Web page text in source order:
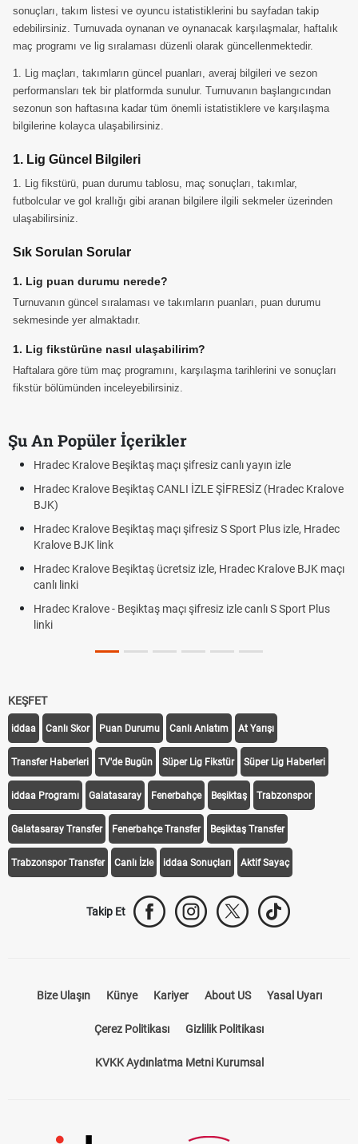
sonuçları, takım listesi ve oyuncu istatistiklerini bu sayfadan takip
edebilirsiniz. Turnuvada oynanan ve oynanacak karşılaşmalar, haftalık
maç programı ve lig sıralaması düzenli olarak güncellenmektedir.
1. Lig maçları, takımların güncel puanları, averaj bilgileri ve sezon
performansları tek bir platformda sunulur. Turnuvanın başlangıcından
sezonun son haftasına kadar tüm önemli istatistiklere ve karşılaşma
bilgilerine kolayca ulaşabilirsiniz.
1. Lig Güncel Bilgileri
1. Lig fikstürü, puan durumu tablosu, maç sonuçları, takımlar,
futbolcular ve gol krallığı gibi aranan bilgilere ilgili sekmeler üzerinden
ulaşabilirsiniz.
Sık Sorulan Sorular
1. Lig puan durumu nerede?
Turnuvanın güncel sıralaması ve takımların puanları, puan durumu
sekmesinde yer almaktadır.
1. Lig fikstürüne nasıl ulaşabilirim?
Haftalara göre tüm maç programını, karşılaşma tarihlerini ve sonuçları
fikstür bölümünden inceleyebilirsiniz.
Şu An Popüler İçerikler
Hradec Kralove Beşiktaş maçı şifresiz canlı yayın izle
Hradec Kralove Beşiktaş CANLI İZLE ŞİFRESİZ (Hradec Kralove
BJK)
Hradec Kralove Beşiktaş maçı şifresiz S Sport Plus izle, Hradec
Kralove BJK link
Hradec Kralove Beşiktaş ücretsiz izle, Hradec Kralove BJK maçı
canlı linki
Hradec Kralove - Beşiktaş maçı şifresiz izle canlı S Sport Plus
linki
KEŞFET
iddaa Canlı Skor Puan Durumu Canlı Anlatım At Yarışı
Transfer Haberleri TV'de Bugün Süper Lig Fikstür Süper Lig Haberleri
iddaa Programı Galatasaray Fenerbahçe Beşiktaş Trabzonspor
Galatasaray Transfer Fenerbahçe Transfer Beşiktaş Transfer
Trabzonspor Transfer Canlı İzle iddaa Sonuçları Aktif Sayaç
Takip Et
Bize Ulaşın Künye Kariyer About US Yasal Uyarı
Çerez Politikası Gizlilik Politikası
KVKK Aydınlatma Metni Kurumsal